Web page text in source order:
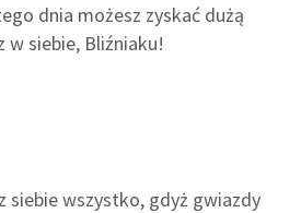
dnia możesz zyskać dużą
siebie, Bliźniaku!
siebie wszystko, gdyż gwiazdy